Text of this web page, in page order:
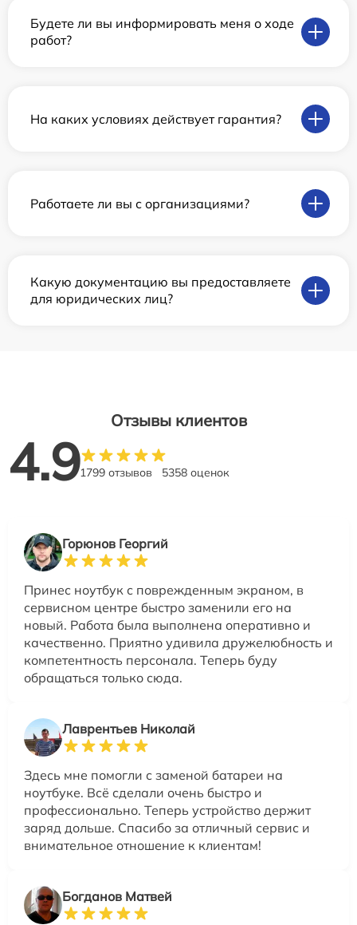
Будете ли вы информировать меня о ходе
работ?
На каких условиях действует гарантия?
Работаете ли вы с организациями?
Какую документацию вы предоставляете
для юридических лиц?
Отзывы клиентов
4.91799 отзывов 5358 оценок
Горюнов Георгий
Принес ноутбук с поврежденным экраном, в
сервисном центре быстро заменили его на
новый. Работа была выполнена оперативно и
качественно. Приятно удивила дружелюбность и
компетентность персонала. Теперь буду
обращаться только сюда.
Лаврентьев Николай
Здесь мне помогли с заменой батареи на
ноутбуке. Всё сделали очень быстро и
профессионально. Теперь устройство держит
заряд дольше. Спасибо за отличный сервис и
внимательное отношение к клиентам!
Богданов Матвей